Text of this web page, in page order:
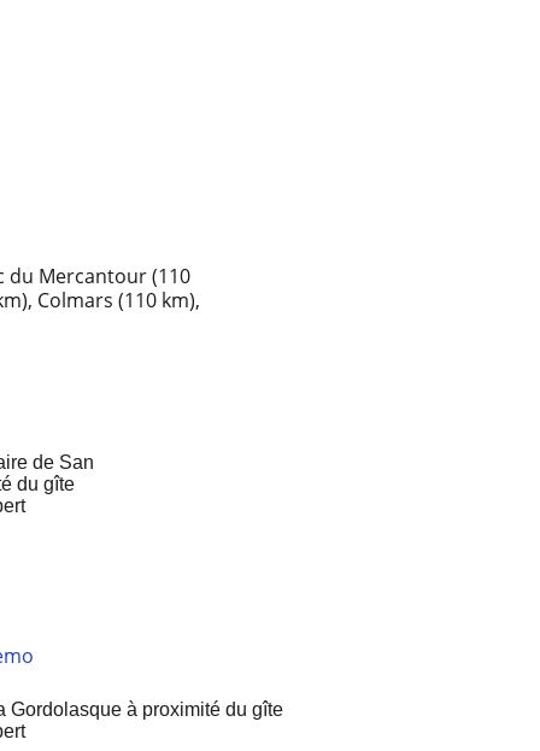
du Mercantour (110
Colmars (110 km),